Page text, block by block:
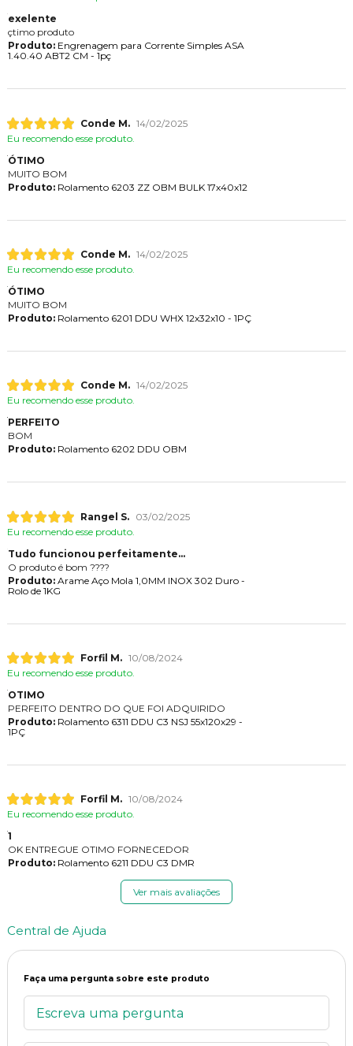
exelente
çtimo produto
Produto:Engrenagem para Corrente Simples ASA
1.40.40 ABT2 CM - 1pç
Conde M. 14/02/2025
Eu recomendo esse produto.
ÓTIMO
MUITO BOM
Produto:Rolamento 6203 ZZ OBM BULK 17x40x12
Conde M. 14/02/2025
Eu recomendo esse produto.
ÓTIMO
MUITO BOM
Produto:Rolamento 6201 DDU WHX 12x32x10 - 1PÇ
Conde M. 14/02/2025
Eu recomendo esse produto.
PERFEITO
BOM
Produto:Rolamento 6202 DDU OBM
Rangel S.
03/02/2025
Eu recomendo esse produto.
Tudo funcionou perfeitamente...
O produto é bom ????
Produto:Arame Aço Mola 1,0MM INOX 302 Duro -
Rolo de 1KG
Forfil M. 10/08/2024
Eu recomendo esse produto.
OTIMO
PERFEITO DENTRO DO QUE FOI ADQUIRIDO
Produto:Rolamento 6311 DDU C3 NSJ 55x120x29 -
1PÇ
Forfil M. 10/08/2024
Eu recomendo esse produto.
1
OK ENTREGUE OTIMO FORNECEDOR
Produto:Rolamento 6211 DDU C3 DMR
Ver mais avaliações
Central de Ajuda
Faça uma pergunta sobre este produto